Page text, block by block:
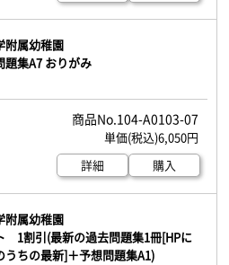
附属幼稚園
題集A7 おりがみ
104-A0103-07
6,050円
詳細
購入
附属幼稚園
1割引(最新の過去問題集1冊[HPに
うちの最新]＋予想問題集A1)